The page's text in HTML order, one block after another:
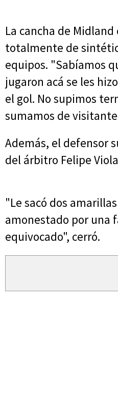
La cancha de
totalmente de
equipos. "Sabíamos
jugaron acá se les
el gol. No supimos
sumamos de
Además, el defensor
del árbitro Felipe
"Le sacó dos
amonestado por una
equivocado", cerró.